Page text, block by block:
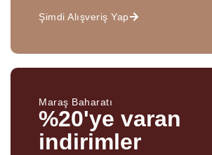
Şimdi Alışveriş Yap
Maraş Baharatı
%20'ye varan
indirimler